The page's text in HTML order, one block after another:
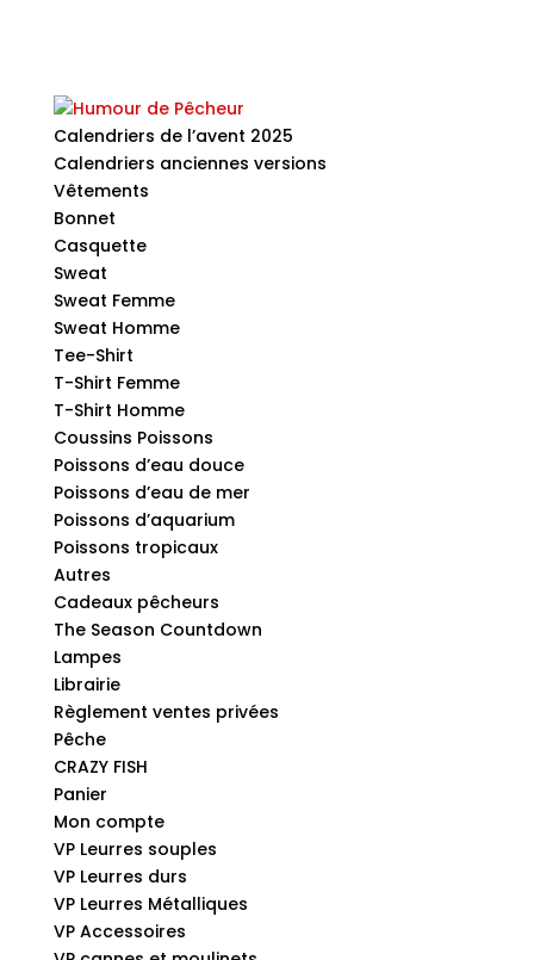
Calendriers de l’avent 2025
Calendriers anciennes versions
Vêtements
Bonnet
Casquette
Sweat
Sweat Femme
Sweat Homme
Tee-Shirt
T-Shirt Femme
T-Shirt Homme
Coussins Poissons
Poissons d’eau douce
Poissons d’eau de mer
Poissons d’aquarium
Poissons tropicaux
Autres
Cadeaux pêcheurs
The Season Countdown
Lampes
Librairie
Règlement ventes privées
Pêche
CRAZY FISH
Panier
Mon compte
VP Leurres souples
VP Leurres durs
VP Leurres Métalliques
VP Accessoires